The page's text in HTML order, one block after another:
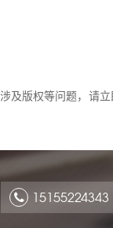
及版权等问题，请立
15155224343